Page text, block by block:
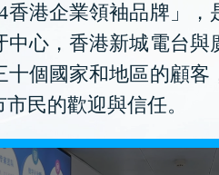
香港企業領袖品牌」，
中心，香港新城電台與
十個國家和地區的顧客
民的歡迎與信任。